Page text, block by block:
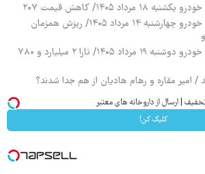
۱۴۰۵/ کاهش قیمت ۲۰۷
قیمت محصولات ایران خودرو چهارشنبه ۱۴ مرداد ۱۴۰۵/ ریزش همزمان
قیمت محصولات ایران خودرو دوشنبه ۱۹ مرداد ۱۴۰۵/ تارا ۲ میلیارد و ۷۸۰
/ امیر مقاره و رهام هادیان از هم جدا شدند؟
| ارسال از داروخانه های معتبر
کلیک کن!